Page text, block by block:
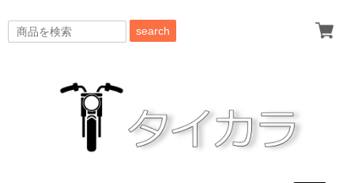
search